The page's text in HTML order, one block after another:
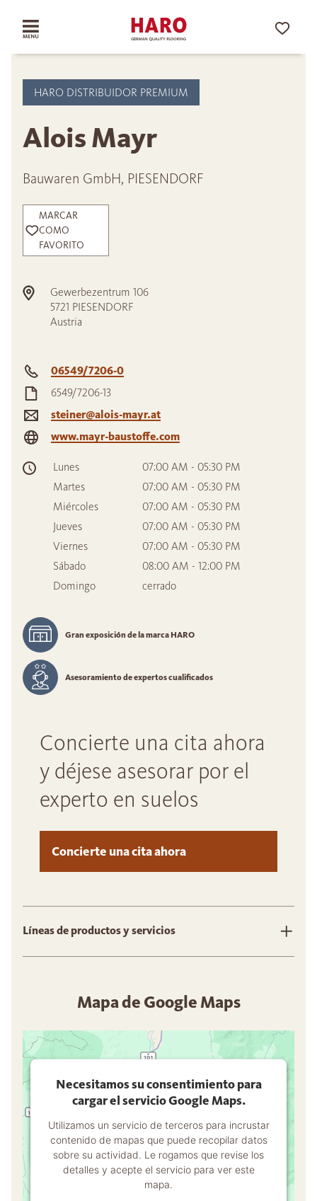
HARO DISTRIBUIDOR PREMIUM
Alois Mayr
Bauwaren GmbH, PIESENDORF
MARCAR
COMO
FAVORITO
Gewerbezentrum 106
5721 PIESENDORF
Austria
06549/7206-0
6549/7206-13
steiner@alois-mayr.at
www.mayr-baustoffe.com
Lunes
07:00 AM - 05:30 PM
Martes
07:00 AM - 05:30 PM
Miércoles
07:00 AM - 05:30 PM
Jueves
07:00 AM - 05:30 PM
Viernes
07:00 AM - 05:30 PM
Sábado
08:00 AM - 12:00 PM
Domingo
cerrado
Gran exposición de la marca HARO
Asesoramiento de expertos cualificados
Concierte una cita ahora
y déjese asesorar por el
experto en suelos
Concierte una cita ahora
Líneas de productos y servicios
Mapa de Google Maps
Necesitamos su consentimiento para
cargar el servicio Google Maps.
Utilizamos un servicio de terceros para incrustar
contenido de mapas que puede recopilar datos
sobre su actividad. Le rogamos que revise los
detalles y acepte el servicio para ver este
mapa.